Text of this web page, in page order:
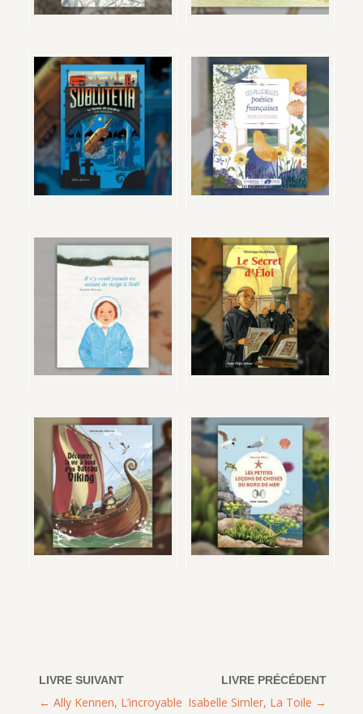
Isabelle Simler, La Toile
Ally Kennen, L’incroyable